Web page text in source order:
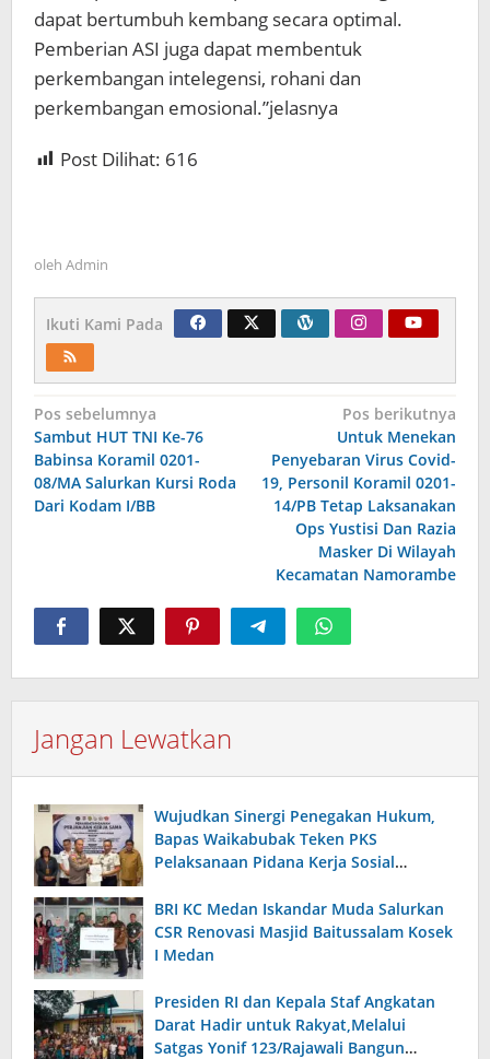
dapat bertumbuh kembang secara optimal.
Pemberian ASI juga dapat membentuk
perkembangan intelegensi, rohani dan
perkembangan emosional.”jelasnya
Post Dilihat: 616
oleh Admin
Ikuti Kami Pada
Navigasi
pos
Pos sebelumnya
Sambut HUT TNI Ke-76
Babinsa Koramil 0201-
08/MA Salurkan Kursi Roda
Dari Kodam I/BB
Pos berikutnya
Untuk Menekan
Penyebaran Virus Covid-
19, Personil Koramil 0201-
14/PB Tetap Laksanakan
Ops Yustisi Dan Razia
Masker Di Wilayah
Kecamatan Namorambe
Jangan Lewatkan
Wujudkan Sinergi Penegakan Hukum,
Bapas Waikabubak Teken PKS
Pelaksanaan Pidana Kerja Sosial
BRI KC Medan Iskandar Muda Salurkan
CSR Renovasi Masjid Baitussalam Kosek
I Medan
Presiden RI dan Kepala Staf Angkatan
Darat Hadir untuk Rakyat,Melalui
Satgas Yonif 123/Rajawali Bangun